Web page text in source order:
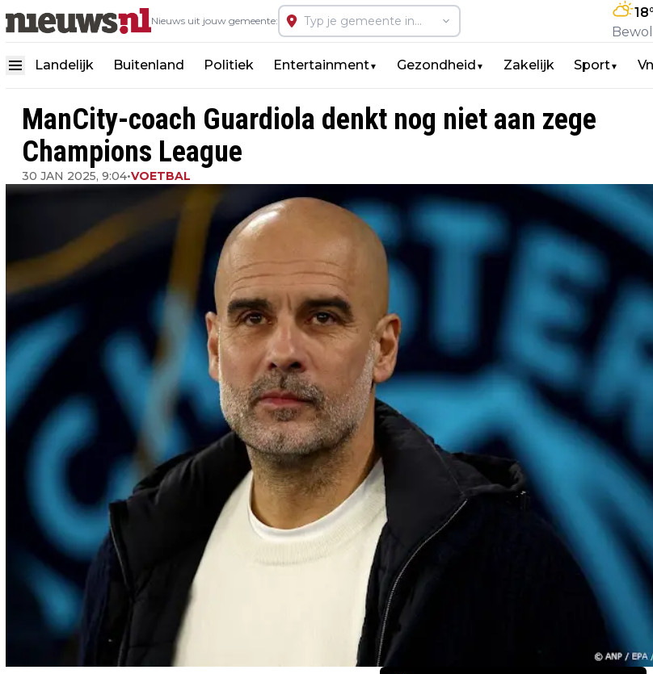
Nieuws uit jouw gemeente:
18
Landelijk Buitenland Politiek Entertainment▼ Gezondheid ▼ Zakelijk Sport▼
ManCity-coach Guardiola denkt nog niet aan zege
Champions League
30 JAN 2025, 9:04•VOETBAL